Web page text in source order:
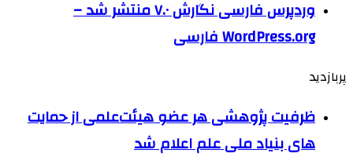
وردپرس فارسی نگارش ۷.۰ منتشر شد –
WordPress.org فارسی
پربازدید
ظرفیت پژوهشی هر عضو هیئت‌علمی از حمایت
های بنیاد ملی علم اعلام شد